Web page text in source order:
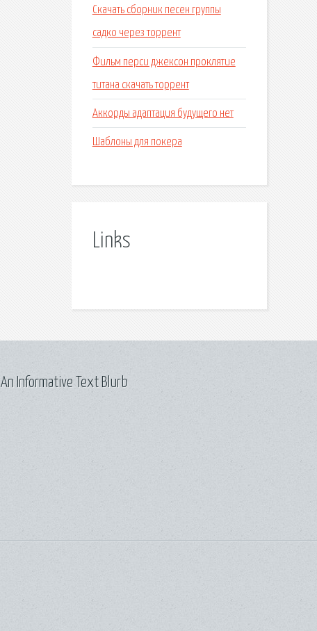
Скачать сборник песен группы
садко через торрент
Фильм перси джексон проклятие
титана скачать торрент
Аккорды адаптация будущего нет
Шаблоны для покера
Links
An Informative Text Blurb